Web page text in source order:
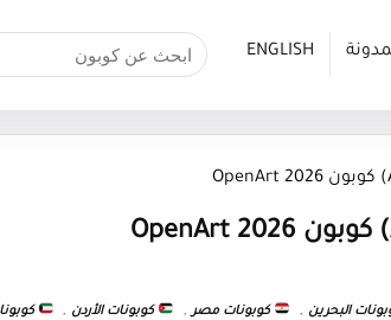
ENGLISH
البحرين , كوبونات مصر , كوبونات الأردن ,